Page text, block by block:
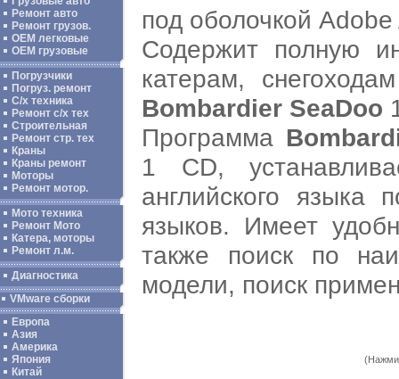
Ремонт авто
Ремонт грузов.
ОЕМ легковые
OEM грузовые
Погрузчики
Погруз. ремонт
С/х техника
Ремонт с/х тех
Строительная
Ремонт стр. тех
Краны
Краны ремонт
Моторы
Ремонт мотор.
Мото техника
Ремонт Мото
Катера, моторы
Ремонт л.м.
Диагностика
VMware сборки
Европа
Азия
Америка
Япония
Китай
под оболочкой
Cодержит полную
катерам,
Bombardier SeaDoo
Программа
1 CD,
английского языка
языков. Имеет
также поиск по
модели, поиск